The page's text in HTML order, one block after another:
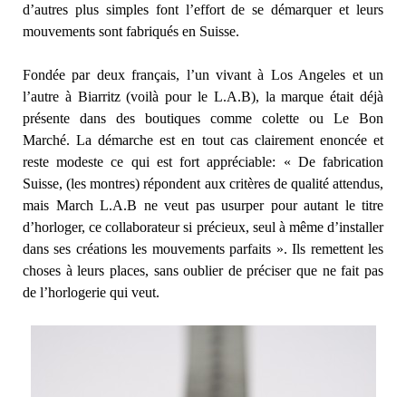
d’autres plus simples font l’effort de se démarquer et leurs
mouvements sont fabriqués en Suisse.
Fondée par deux français, l’un vivant à Los Angeles et un
l’autre à Biarritz (voilà pour le L.A.B), la marque était déjà
présente dans des boutiques comme colette ou Le Bon
Marché. La démarche est en tout cas clairement enoncée et
reste modeste ce qui est fort appréciable: « De fabrication
Suisse, (les montres) répondent aux critères de qualité attendus,
mais March L.A.B ne veut pas usurper pour autant le titre
d’horloger, ce collaborateur si précieux, seul à même d’installer
dans ses créations les mouvements parfaits ». Ils remettent les
choses à leurs places, sans oublier de préciser que ne fait pas
de l’horlogerie qui veut.